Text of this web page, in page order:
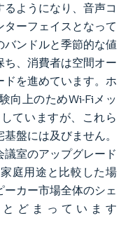
ようになり、音声コ
ーフェイスとなって
ンドルと季節的な値
、消費者は空間オー
を進めています。ホ
向上のためWi-Fiメッ
ていますが、これら
盤には及びません。
室のアップグレード
庭用途と比較した場
カー市場全体のシェ
どまっています